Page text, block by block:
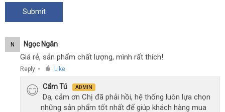
có
thương
hiệu
Svacom
dịch
N Ngọc Ngân
Giá rẻ, sản phẩm chất lượng, mình rất thích!
Reply ● Like
Cẩm Tú ADMIN
Dạ, cảm ơn Chị đã phải hồi, hệ thống luôn lựa chọn
những sản phẩm tốt nhất để giúp khách hàng mua